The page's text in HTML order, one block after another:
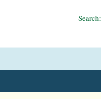
Search: